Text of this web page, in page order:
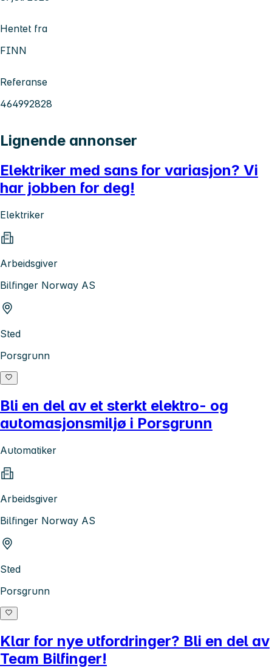
Hentet fra
FINN
Referanse
464992828
Lignende annonser
Elektriker med sans for variasjon? Vi
har jobben for deg!
Elektriker
Arbeidsgiver
Bilfinger Norway AS
Sted
Porsgrunn
Bli en del av et sterkt elektro- og
automasjonsmiljø i Porsgrunn
Automatiker
Arbeidsgiver
Bilfinger Norway AS
Sted
Porsgrunn
Klar for nye utfordringer? Bli en del av
Team Bilfinger!